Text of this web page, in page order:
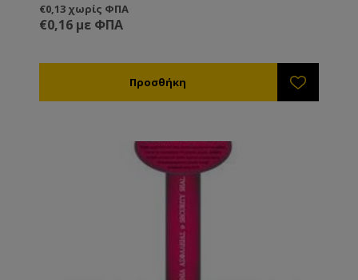
€0,13 χωρίς ΦΠΑ
€0,16 με ΦΠΑ